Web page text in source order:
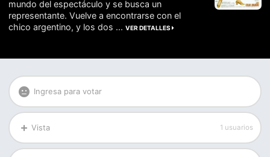
mundo del espectáculo y se busca un
representante. Vuelve a encontrarse con el
chico argentino, y los dos ...VER DETALLES
Ingresa para votar
Vista 1 usuarios